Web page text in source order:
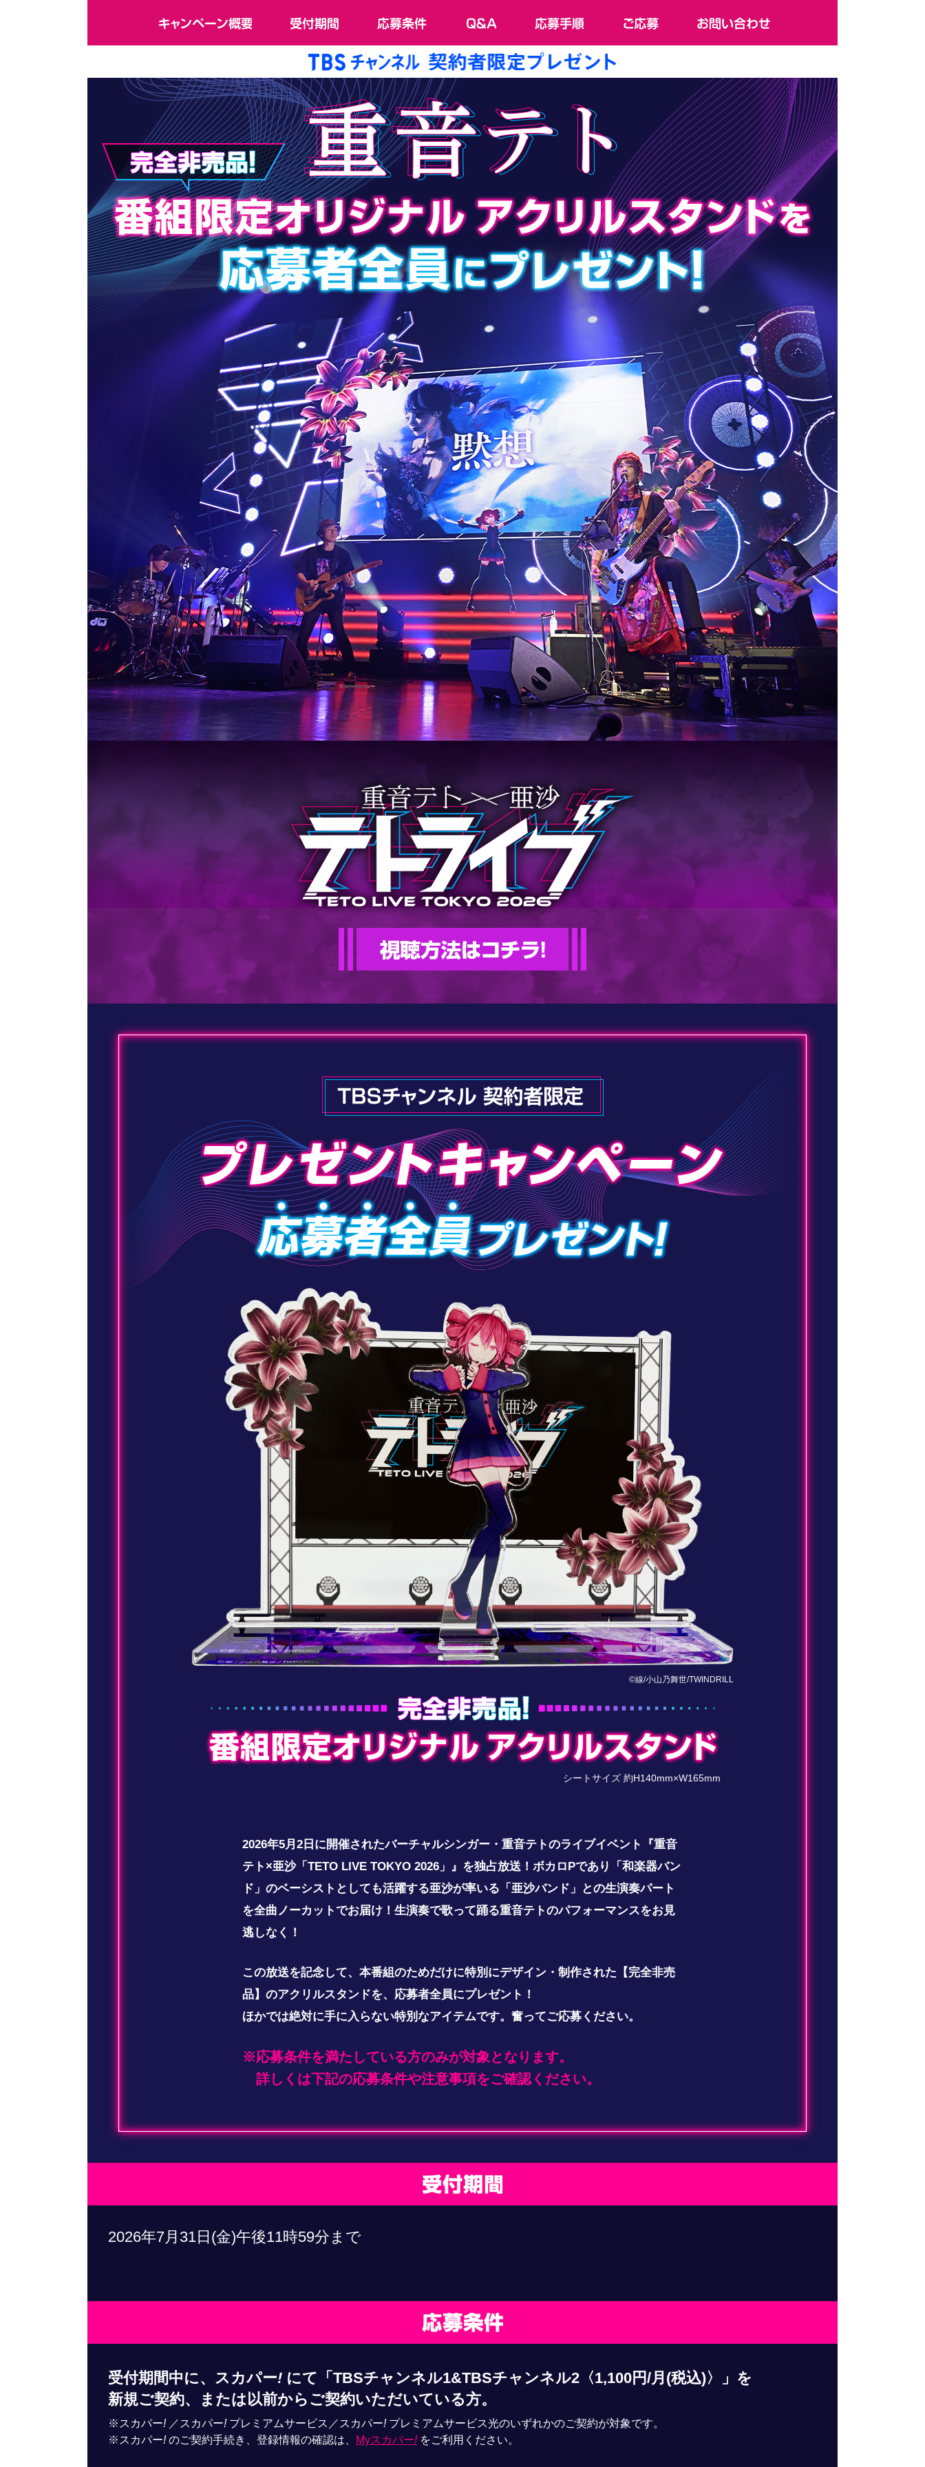
©線/小山乃舞世/TWINDRILL
シートサイズ 約H140mm×W165mm
2026年5月2日に開催されたバーチャルシンガー・重音テトのライブイベント『重音
テト×亜沙「TETO LIVE TOKYO 2026」』を独占放送！ボカロPであり「和楽器バン
ド」のベーシストとしても活躍する亜沙が率いる「亜沙バンド」との生演奏パート
を全曲ノーカットでお届け！生演奏で歌って踊る重音テトのパフォーマンスをお見
逃しなく！
この放送を記念して、本番組のためだけに特別にデザイン・制作された【完全非売
品】のアクリルスタンドを、応募者全員にプレゼント！
ほかでは絶対に手に入らない特別なアイテムです。奮ってご応募ください。
※応募条件を満たしている方のみが対象となります。
詳しくは下記の応募条件や注意事項をご確認ください。
2026年7月31日(金)午後11時59分まで
受付期間中に、スカパー! にて「TBSチャンネル1&TBSチャンネル2〈1,100円/月(税込)〉」を
新規ご契約、または以前からご契約いただいている方。
※スカパー!／スカパー!プレミアムサービス／スカパー!プレミアムサービス光のいずれかのご契約が対象です。
※スカパー!のご契約手続き、登録情報の確認は、 Myスカパー!をご利用ください。